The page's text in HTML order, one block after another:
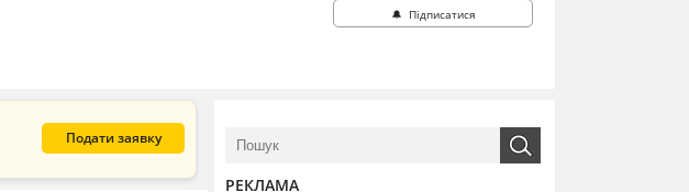
🔔 Підписатися
Подати заявку
РЕКЛАМА